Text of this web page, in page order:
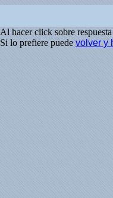
Al hacer click sobre
Si lo prefiere puede volver y